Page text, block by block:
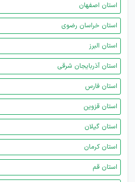
استان اصفهان
استان خراسان رضوی
استان البرز
استان آذربایجان شرقی
استان فارس
استان قزوین
استان گیلان
استان کرمان
استان قم